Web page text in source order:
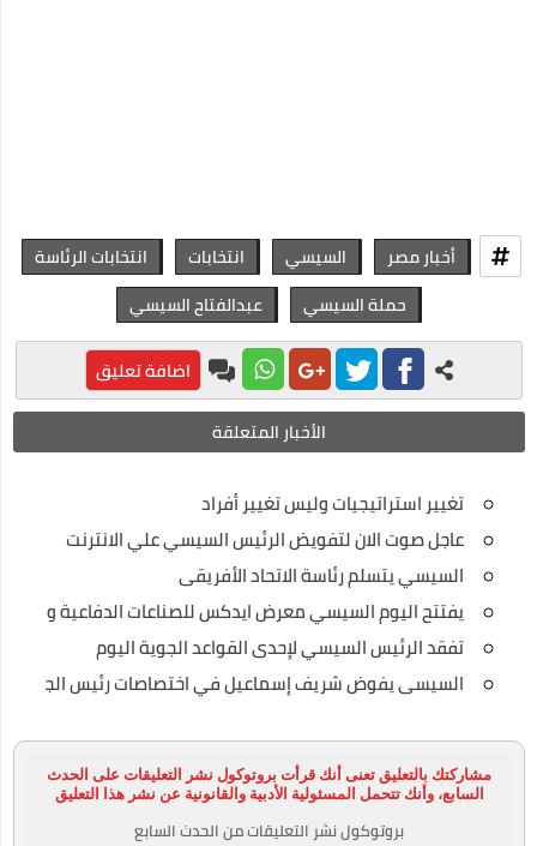
أخبار مصر السيسي انتخابات
انتخابات الرئاسة
حملة السيسي
عبدالفتاح السيسي
اضافة تعليق
الأخبار المتعلقة
تغيير استراتيجيات وليس تغيير أفراد
عاجل صوت الان لتفويض الرئيس السيسي علي الانترنت
السيسي يتسلم رئاسة الاتحاد الأفريقى
يفتتح اليوم السيسي معرض ايدكس للصناعات الدفاعية
تفقد الرئيس السيسي لإحدى القواعد الجوية اليوم
السيسى يفوض شريف إسماعيل في اختصاصات رئيس
مشاركتك بالتعليق تعنى أنك قرأت بروتوكول نشر التعليقات على الحدث
السابع، وأنك تتحمل المسئولية الأدبية والقانونية عن نشر هذا التعليق
بروتوكول نشر التعليقات من الحدث السابع